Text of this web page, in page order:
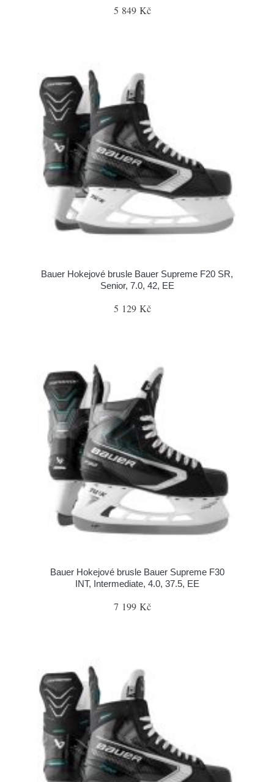
5 849 Kč
Bauer Hokejové brusle Bauer Supreme F20 SR,
Senior, 7.0, 42, EE
5 129 Kč
Bauer Hokejové brusle Bauer Supreme F30
INT, Intermediate, 4.0, 37.5, EE
7 199 Kč